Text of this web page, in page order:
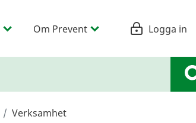
Om Prevent Logga in
Verksamhet